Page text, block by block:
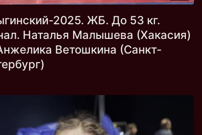
2025. ЖБ. До 53 кг.
Наталья Малышева (Хакасия)
Ветошкина (Санкт-